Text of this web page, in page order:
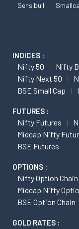
Sensibull
INDICES :
Nifty 50 Nifty
Nifty Next 50
BSE Small Cap
FUTURES :
Nifty Futures
Midcap Nifty
BSE Futures
OPTIONS :
Nifty Option Chain
Midcap Nifty
BSE Option Chain
GOLD RATES :